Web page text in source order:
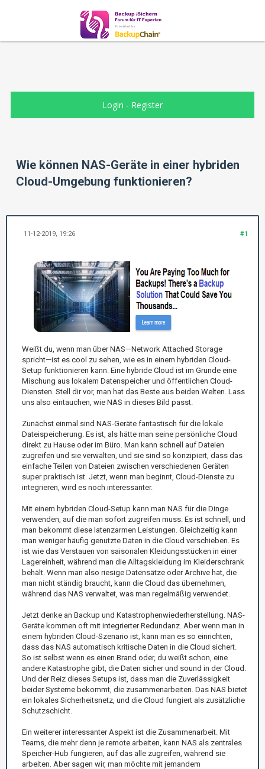
Login - Register
Wie können NAS-Geräte in einer hybriden
Cloud-Umgebung funktionieren?
#1
11-12-2019, 19:26
Weißt du, wenn man über NAS—Network Attached Storage
spricht—ist es cool zu sehen, wie es in einem hybriden Cloud-
Setup funktionieren kann. Eine hybride Cloud ist im Grunde eine
Mischung aus lokalem Datenspeicher und öffentlichen Cloud-
Diensten. Stell dir vor, man hat das Beste aus beiden Welten. Lass
uns also eintauchen, wie NAS in dieses Bild passt.
Zunächst einmal sind NAS-Geräte fantastisch für die lokale
Dateispeicherung. Es ist, als hätte man seine persönliche Cloud
direkt zu Hause oder im Büro. Man kann schnell auf Dateien
zugreifen und sie verwalten, und sie sind so konzipiert, dass das
einfache Teilen von Dateien zwischen verschiedenen Geräten
super praktisch ist. Jetzt, wenn man beginnt, Cloud-Dienste zu
integrieren, wird es noch interessanter.
Mit einem hybriden Cloud-Setup kann man NAS für die Dinge
verwenden, auf die man sofort zugreifen muss. Es ist schnell, und
man bekommt diese latenzarmen Leistungen. Gleichzeitig kann
man weniger häufig genutzte Daten in die Cloud verschieben. Es
ist wie das Verstauen von saisonalen Kleidungsstücken in einer
Lagereinheit, während man die Alltagskleidung im Kleiderschrank
behält. Wenn man also riesige Datensätze oder Archive hat, die
man nicht ständig braucht, kann die Cloud das übernehmen,
während das NAS verwaltet, was man regelmäßig verwendet.
Jetzt denke an Backup und Katastrophenwiederherstellung. NAS-
Geräte kommen oft mit integrierter Redundanz. Aber wenn man in
einem hybriden Cloud-Szenario ist, kann man es so einrichten,
dass das NAS automatisch kritische Daten in die Cloud sichert.
So ist selbst wenn es einen Brand oder, du weißt schon, eine
andere Katastrophe gibt, die Daten sicher und sound in der Cloud.
Und der Reiz dieses Setups ist, dass man die Zuverlässigkeit
beider Systeme bekommt, die zusammenarbeiten. Das NAS bietet
ein lokales Sicherheitsnetz, und die Cloud fungiert als zusätzliche
Schutzschicht.
Ein weiterer interessanter Aspekt ist die Zusammenarbeit. Mit
Teams, die mehr denn je remote arbeiten, kann NAS als zentrales
Speicher-Hub fungieren, auf das alle zugreifen, während sie
arbeiten. Aber sagen wir, man möchte mit jemandem